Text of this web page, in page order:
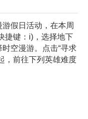
假日活动，在本周
捷键：i)，选择地下
空漫游。点击“寻求
，前往下列英雄难度